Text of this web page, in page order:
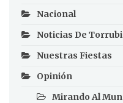
Nacional
Noticias De
Nuestras Fiestas
Opinión
Mirando Al